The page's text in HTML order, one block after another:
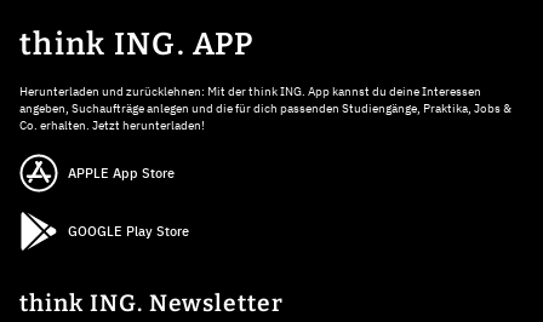
think ING. APP
Herunterladen und zurücklehnen: Mit der think ING. App kannst du deine Interessen
angeben, Suchaufträge anlegen und die für dich passenden Studiengänge, Praktika, Jobs &
Co. erhalten. Jetzt herunterladen!
APPLE App Store
GOOGLE Play Store
think ING. Newsletter